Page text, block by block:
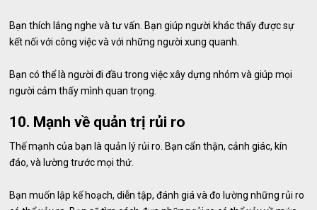
Bạn thích lắng nghe và tư vấn. Bạn giúp người khác thấy được sự
kết nối với công việc và với những người xung quanh.
Bạn có thể là người đi đầu trong việc xây dựng nhóm và giúp mọi
người cảm thấy mình quan trọng.
10. Mạnh về quản trị rủi ro
Thế mạnh của bạn là quản lý rủi ro. Bạn cẩn thận, cảnh giác, kín
đáo, và lường trước mọi thứ.
Bạn muốn lập kế hoạch, diễn tập, đánh giá và đo lường những rủi ro